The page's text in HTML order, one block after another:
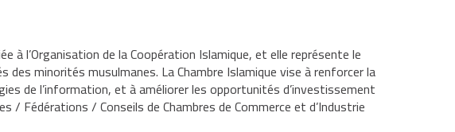
à l’Organisation de la Coopération Islamique, et elle représente le
des minorités musulmanes. La Chambre Islamique vise à renforcer la
del’information, et à améliorer les opportunités d’investissement
/ Fédérations / Conseilsde Chambres de Commerce et d’Industrie